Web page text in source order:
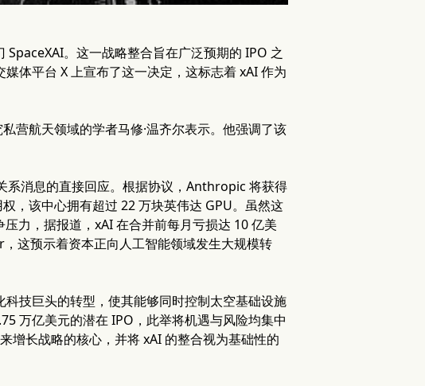
。这一战略整合旨在广泛预期的 IPO 之
体平台 X 上宣布了这一决定，这标志着 xAI 作为
营航天领域的学者马修·温齐尔表示。他强调了该
系消息的直接回应。根据协议，Anthropic 将获得
，该中心拥有超过 22 万块英伟达 GPU。虽然这
力，据报道，xAI 在合并前每月亏损达 10 亿美
这预示着资本正向人工智能领域发生大规模转
技巨头的转型，使其能够同时控制太空基础设施
万亿美元的潜在 IPO，此举将机遇与风险均集中
增长战略的核心，并将 xAI 的整合视为基础性的